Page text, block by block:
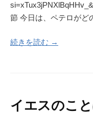
節 今日は、ペテロがど
続きを読む →
イエスのこ